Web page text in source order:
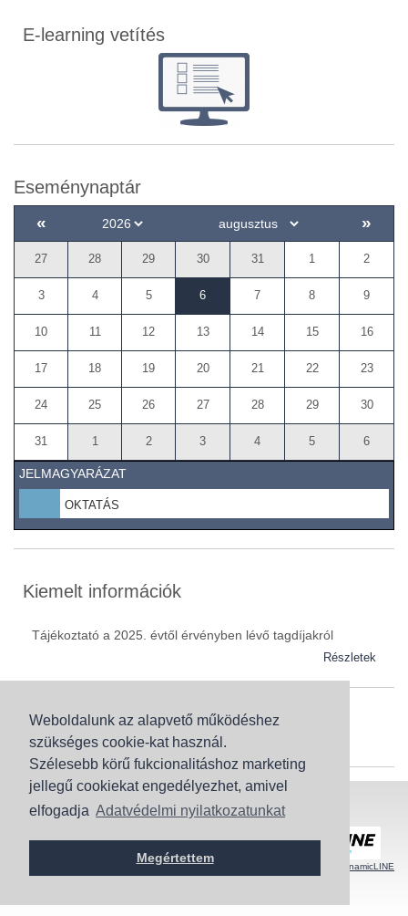
Weboldalunk az alapvető működéshez
szükséges cookie-kat használ.
Szélesebb körű fukcionalitáshoz marketing
jellegű cookiekat engedélyezhet, amivel
elfogadja Adatvédelmi nyilatkozatunkat
Megértettem
E-learning vetítés
Eseménynaptár
« »
27 28 29 30 31 1 2
3 4 5 6 7 8 9
10 11 12 13 14 15 16
17 18 19 20 21 22 23
24 25 26 27 28 29 30
31 1 2 3 4 5 6
JELMAGYARÁZAT
OKTATÁS
Kiemelt információk
Tájékoztató a 2025. évtől érvényben lévő tagdíjakról
Részletek
Szaknévsor
Szaknévsorunk folyamatosan bővül.
Baranya (62)
Bács-Kiskun (43)
Békés (49)
Borsod-Abaúj-Zemplén (92)
Honlaptérkép Adatvédelem
Honlapmodernizálás dynamicLINE